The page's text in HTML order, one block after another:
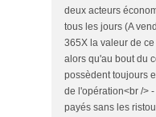
deux acteurs
tous les jours (A
365X la valeur de
alors qu'au bout du
possèdent toujours
de l'opération<br />
payés sans les